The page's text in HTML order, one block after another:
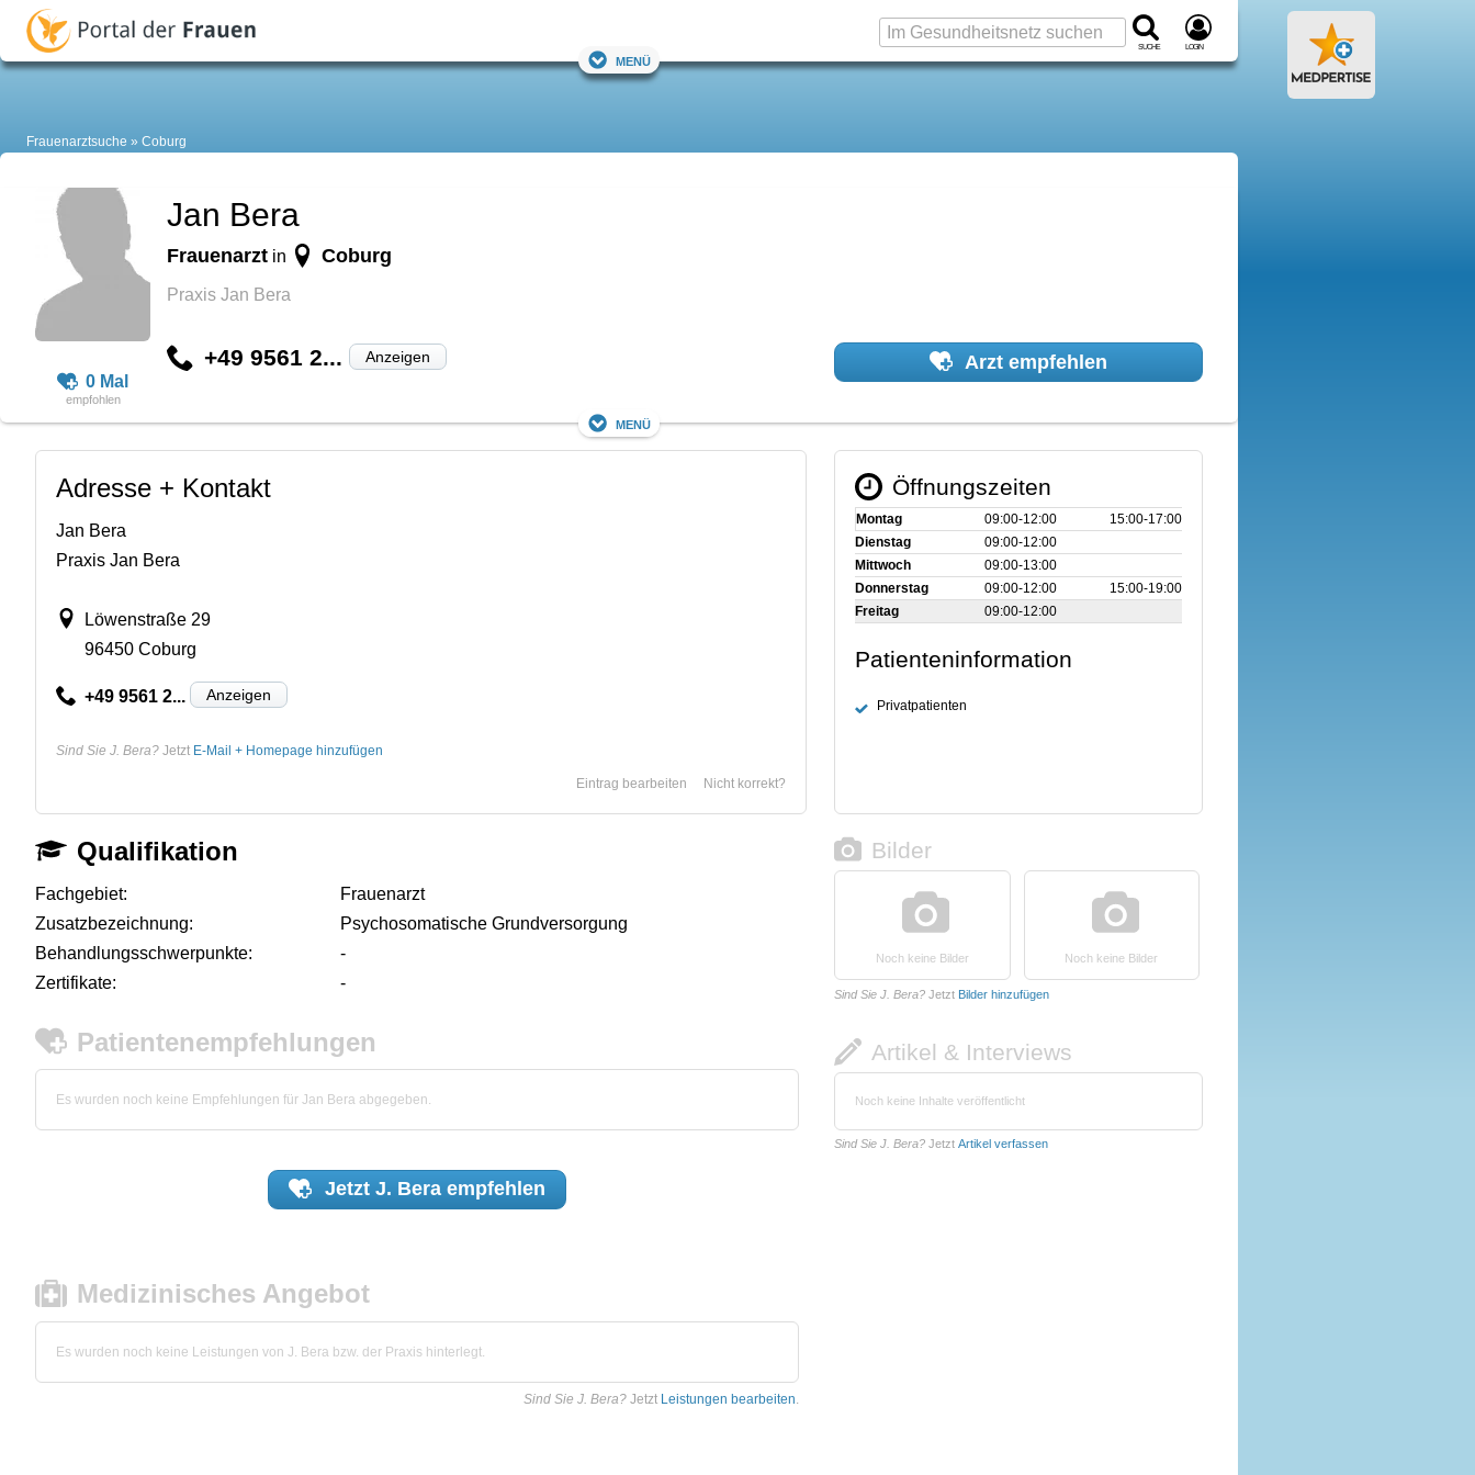
Suche Login
Menü
Frauenarztsuche Coburg
0 Mal
Jan Bera
Frauenarzt in Coburg
Praxis Jan Bera
+49 9561 2... Anzeigen Arzt empfehlen
Menü
Adresse + Kontakt
Jan Bera
Praxis Jan Bera
Löwenstraße 29
96450 Coburg
+49 9561 2... Anzeigen
Sind Sie J. Bera? Jetzt E-Mail + Homepage hinzufügen
Nicht korrekt?
Eintrag bearbeiten
Öffnungszeiten
Montag 09:00‑12:00
15:00‑17:00
Dienstag
09:00‑12:00
Mittwoch
09:00‑13:00
Donnerstag
09:00‑12:00
15:00‑19:00
Freitag
09:00‑12:00
Patienteninformation
Privatpatienten
Qualifikation
Fachgebiet:
Frauenarzt
Zusatzbezeichnung:
Psychosomatische Grundversorgung
Behandlungsschwerpunkte:
-
Zertifikate:
-
Patientenempfehlungen
Es wurden noch keine Empfehlungen für Jan Bera abgegeben.
JetztJ. Bera empfehlen
Medizinisches Angebot
Es wurden noch keine Leistungen von J. Bera bzw. der Praxis hinterlegt.
Sind Sie J. Bera? Jetzt Leistungen bearbeiten.
Bilder
Noch keine Bilder Noch keine Bilder
Sind Sie J. Bera? Jetzt Bilder hinzufügen
Artikel & Interviews
Noch keine Inhalte veröffentlicht
Sind Sie J. Bera? Jetzt Artikel verfassen